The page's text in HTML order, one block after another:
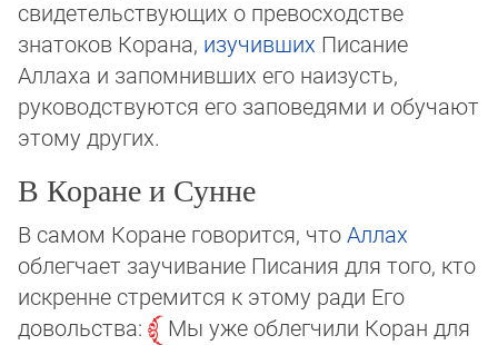
свидетель­ствующих о превосходстве
знатоков Корана, изучивших Писание
Аллаха и запомнивших его наи­зусть,
руководствуются его заповедями и обучают
этому других.
В Коране и Сунне
В самом Коране говорится, чтоАллах
облегчает заучивание Писания для того, кто
ис­крен­не стремится к этому ради Его
довольства:
Мы уже облегчили Коран для